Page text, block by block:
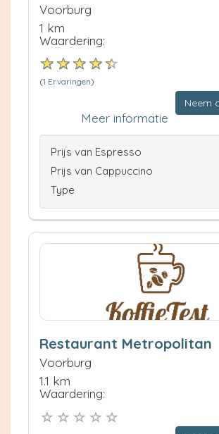
Voorburg
1 km
Waardering:
(1 Ervaringen)
Neem
Meer informatie
Prijs van Espresso
Prijs van Cappuccino
Type
Restaurant Metropolitan
Voorburg
1.1 km
Waardering: